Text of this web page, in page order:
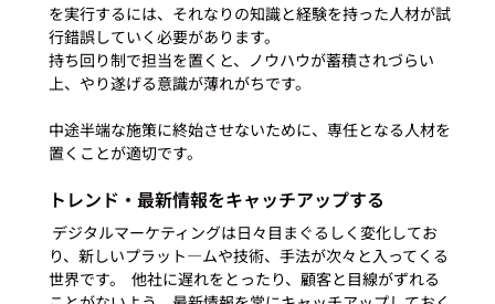
を実行するには、それなりの知識と経験を持った人材が試
行錯誤していく必要があります。
持ち回り制で担当を置くと、ノウハウが蓄積されづらい
上、やり遂げる意識が薄れがちです。
中途半端な施策に終始させないために、専任となる人材を
置くことが適切です。
トレンド・最新情報をキャッチアップする
り、新しいプラット―ムや技術、手法が次々と入ってくる
世界です。  他社に遅れをとったり、顧客と目線がずれる